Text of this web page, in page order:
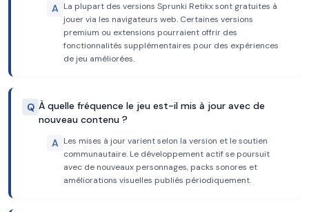
A La plupart des versions Sprunki Retikx sont gratuites à
jouer via les navigateurs web. Certaines versions
premium ou extensions pourraient offrir des
fonctionnalités supplémentaires pour des expériences
de jeu améliorées.
Q À quelle fréquence le jeu est-il mis à jour avec de
nouveau contenu ?
A Les mises à jour varient selon la version et le soutien
communautaire. Le développement actif se poursuit
avec de nouveaux personnages, packs sonores et
améliorations visuelles publiés périodiquement.